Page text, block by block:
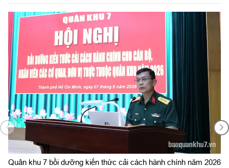
Bộ Tư lệnh TP. Hồ Chí Minh công bố
quyết định giải thể, tổ chức lại Ban Chỉ huy
PTKV, thành lập các đơn vị trực thuộc
Bộ CHQS tỉnh Lâm Đồng tổ chức lại Ban
Chỉ huy Phòng thủ khu vực
Đồn Biên phòng Vàm Trảng Trâu tăng
cường đấu tranh chống xuất, nhập cảnh
Sôi nổi Hội thi bắn đạn thật lực lượng phòng không LLVT